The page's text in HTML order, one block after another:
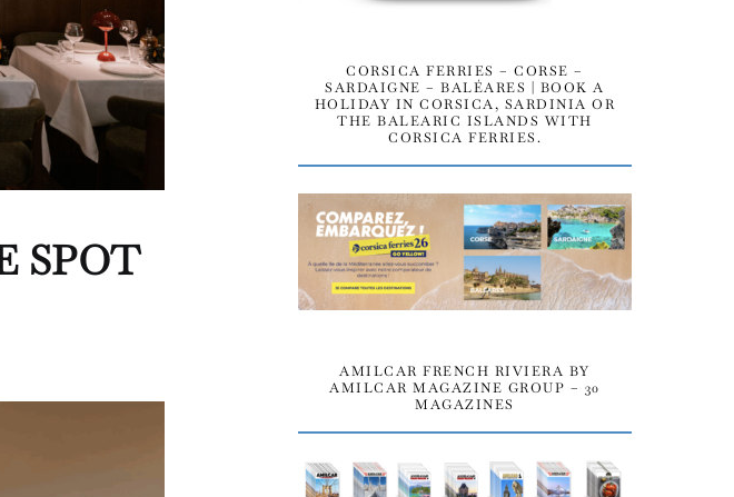
SPOT
CORSICA FERRIES – CORSE –
SARDAIGNE – BALÉARES | BOOK A
HOLIDAY IN CORSICA, SARDINIA OR
THE BALEARIC ISLANDS WITH
CORSICA FERRIES.
AMILCAR FRENCH RIVIERA BY
AMILCAR MAGAZINE GROUP – 30
MAGAZINES